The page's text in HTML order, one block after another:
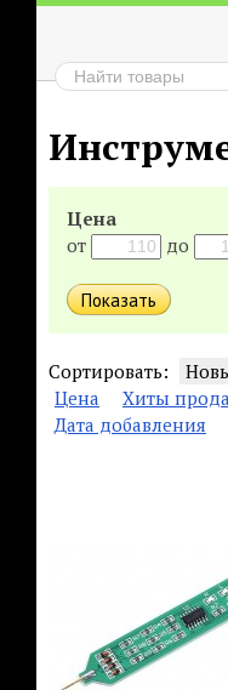
Цена
от
до
Сортировать:
Цена
Хиты
Дата добавления